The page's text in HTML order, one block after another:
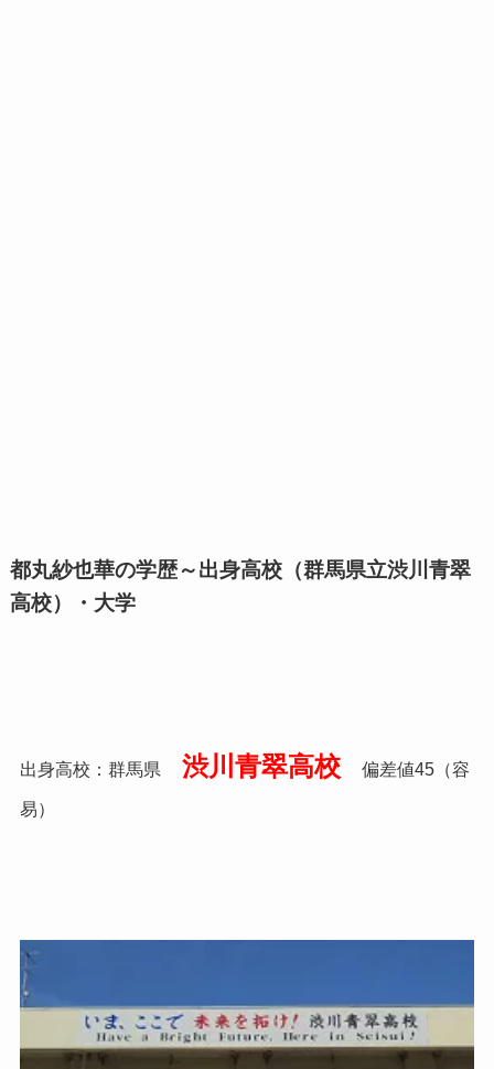
都丸紗也華の学歴～出身高校（群馬県立渋川青翠
高校）・大学
出身高校：群馬県 渋川青翠高校 偏差値45（容
易）